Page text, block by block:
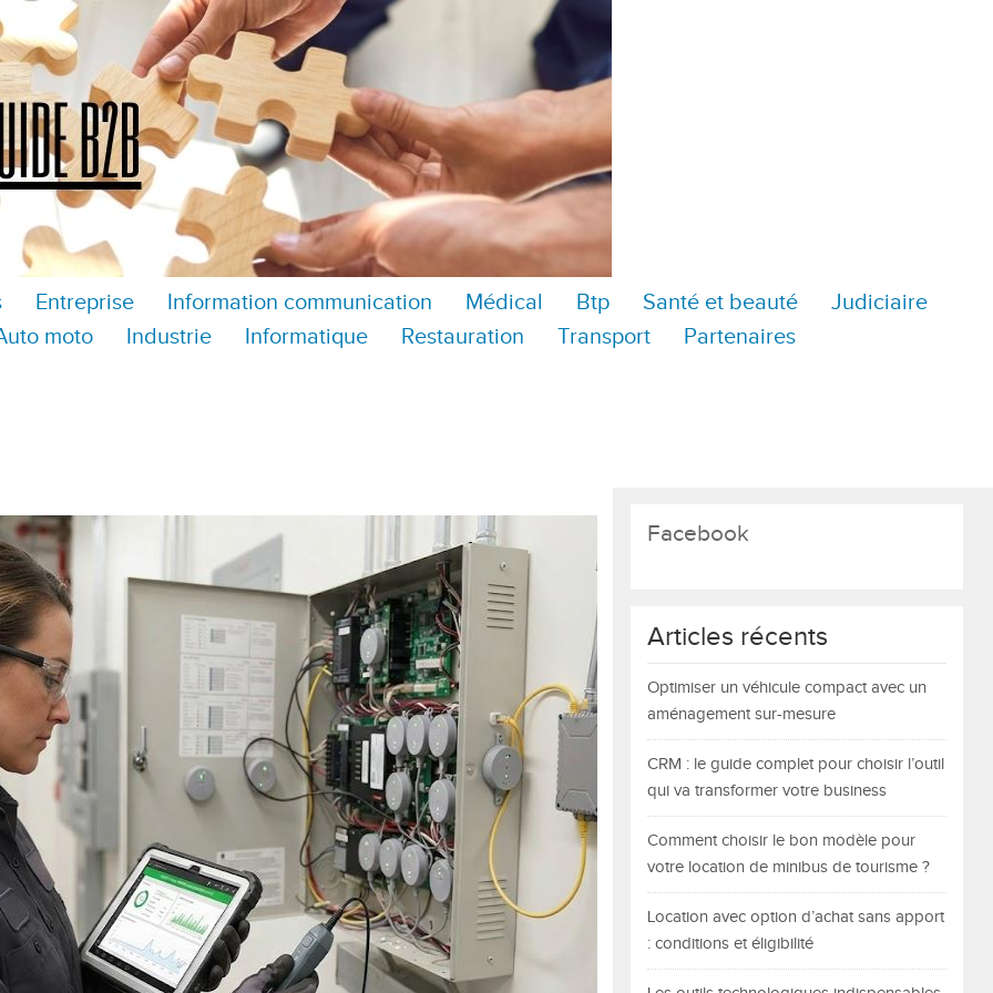
Entreprise Information communication Médical Btp Santé et beauté
Judiciaire
moto Industrie Informatique Restauration Transport Partenaires
Facebook
Articles récents
Optimiser un véhicule compact avec un
aménagement sur-mesure
CRM : le guide complet pour choisir l’outil
qui va transformer votre business
Comment choisir le bon modèle pour
votre location de minibus de tourisme ?
Location avec option d’achat sans apport
: conditions et éligibilité